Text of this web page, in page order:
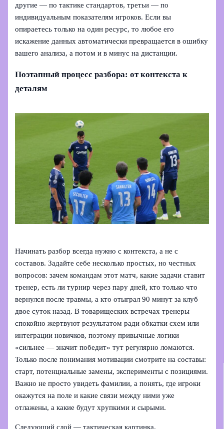
другие — по тактике стандартов, третьи — по
индивидуальным показателям игроков. Если вы
опираетесь только на один ресурс, то любое его
искажение данных автоматически превращается в ошибку
вашего анализа, а потом и в минус на дистанции.
Поэтапный процесс разбора: от контекста к
деталям
Начинать разбор всегда нужно с контекста, а не с
составов. Задайте себе несколько простых, но честных
вопросов: зачем командам этот матч, какие задачи ставит
тренер, есть ли турнир через пару дней, кто только что
вернулся после травмы, а кто отыграл 90 минут за клуб
двое суток назад. В товарищеских встречах тренеры
спокойно жертвуют результатом ради обкатки схем или
интеграции новичков, поэтому привычные логики
«сильнее — значит победит» тут регулярно ломаются.
Только после понимания мотивации смотрите на составы:
старт, потенциальные замены, эксперименты с позициями.
Важно не просто увидеть фамилии, а понять, где игроки
окажутся на поле и какие связи между ними уже
отлажены, а какие будут хрупкими и сырыми.
Следующий слой — тактическая картинка.